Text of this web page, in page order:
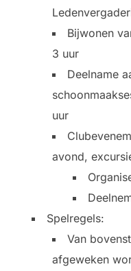
Bijwonen
3 uur
Deelname
uur
avond,
Spelregels:
Van
afgeweken